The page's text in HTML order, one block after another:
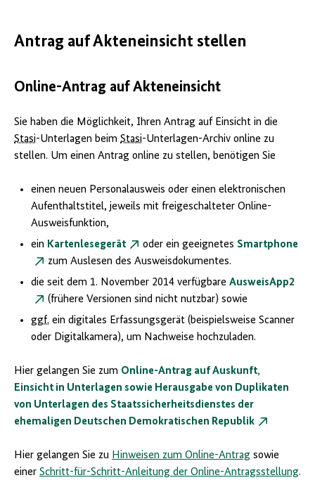
Antrag auf Akteneinsicht stellen
Online-Antrag auf Akteneinsicht
Sie haben die Möglichkeit, Ihren Antrag auf Einsicht in die
Stasi-Unterlagen beim Stasi-Unterlagen-Archiv online zu
stellen. Um einen Antrag online zu stellen, benötigen Sie
einen neuen Personalausweis oder einen elektronischen
Aufenthaltstitel, jeweils mit freigeschalteter Online-
Ausweisfunktion,
ein Kartenlesegerät oder ein geeignetes Smartphone
zum Auslesen des Ausweisdokumentes.
die seit dem 1. November 2014 verfügbare AusweisApp2
(frühere Versionen sind nicht nutzbar) sowie
ggf. ein digitales Erfassungsgerät (beispielsweise Scanner
oder Digitalkamera), um Nachweise hochzuladen.
Hier gelangen Sie zum Online-Antrag auf Auskunft,
Einsicht in Unterlagen sowie Herausgabe von Duplikaten
von Unterlagen des Staatssicherheitsdienstes der
ehemaligen Deutschen Demokratischen Republik
Hier gelangen Sie zu Hinweisen zum Online-Antrag sowie
einer Schritt-für-Schritt-Anleitung der Online-Antragsstellung.